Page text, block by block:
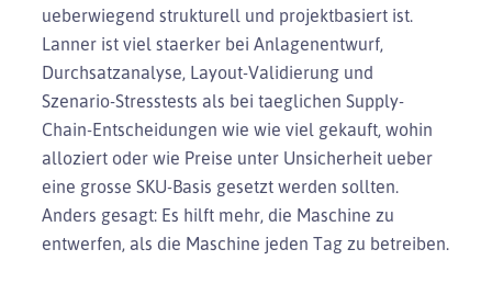
ueberwiegend strukturell und projektbasiert ist.
Lanner ist viel staerker bei Anlagenentwurf,
Durchsatzanalyse, Layout-Validierung und
Szenario-Stresstests als bei taeglichen Supply-
Chain-Entscheidungen wie wie viel gekauft, wohin
alloziert oder wie Preise unter Unsicherheit ueber
eine grosse SKU-Basis gesetzt werden sollten.
Anders gesagt: Es hilft mehr, die Maschine zu
entwerfen, als die Maschine jeden Tag zu betreiben.